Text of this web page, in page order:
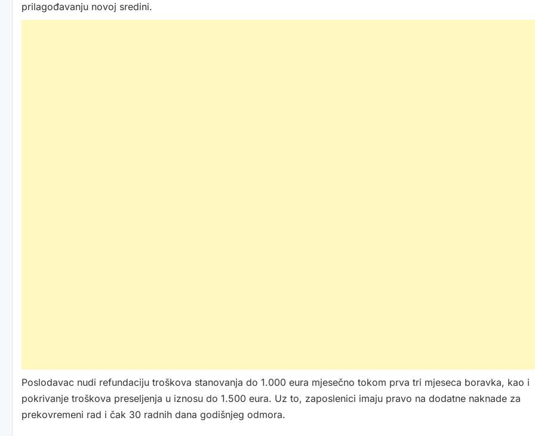
prilagođavanju novoj sredini.
Poslodavac nudi refundaciju troškova stanovanja do 1.000 eura mjesečno tokom prva tri mjeseca boravka, kao i
pokrivanje troškova preseljenja u iznosu do 1.500 eura. Uz to, zaposlenici imaju pravo na dodatne naknade za
prekovremeni rad i čak 30 radnih dana godišnjeg odmora.